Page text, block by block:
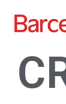
contenido